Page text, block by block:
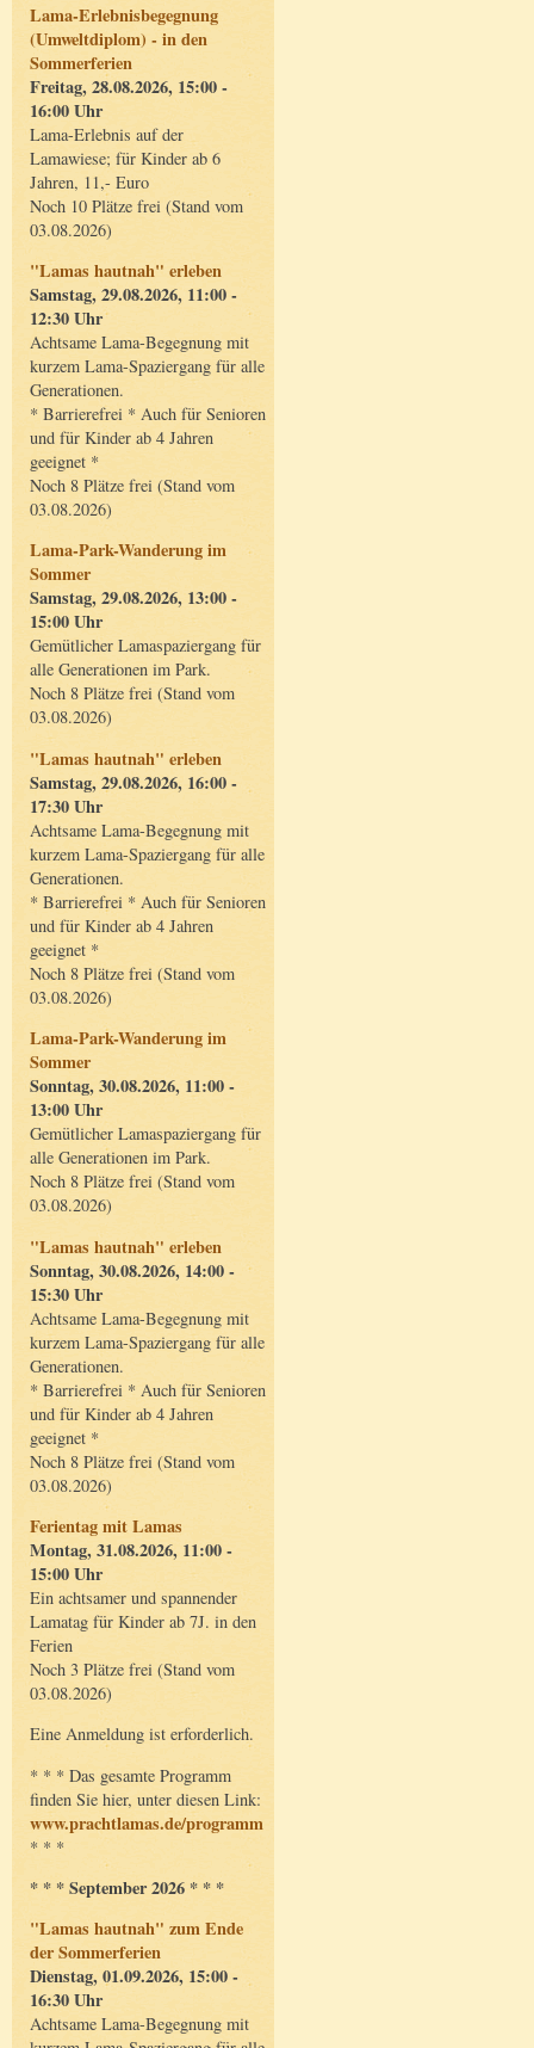
Lama-Erlebnisbegegnung
(Umweltdiplom) - in den
Sommerferien
Freitag, 28.08.2026, 15:00 -
16:00 Uhr
Lama-Erlebnis auf der
Lamawiese; für Kinder ab 6
Jahren, 11,- Euro
Noch 10 Plätze frei (Stand vom
03.08.2026)
"Lamas hautnah" erleben
Samstag, 29.08.2026, 11:00 -
12:30 Uhr
Achtsame Lama-Begegnung mit
kurzem Lama-Spaziergang für alle
Generationen.
* Barrierefrei * Auch für Senioren
und für Kinder ab 4 Jahren
geeignet *
Noch 8 Plätze frei (Stand vom
03.08.2026)
Lama-Park-Wanderung im
Sommer
Samstag, 29.08.2026, 13:00 -
15:00 Uhr
Gemütlicher Lamaspaziergang für
alle Generationen im Park.
Noch 8 Plätze frei (Stand vom
03.08.2026)
"Lamas hautnah" erleben
Samstag, 29.08.2026, 16:00 -
17:30 Uhr
Achtsame Lama-Begegnung mit
kurzem Lama-Spaziergang für alle
Generationen.
* Barrierefrei * Auch für Senioren
und für Kinder ab 4 Jahren
geeignet *
Noch 8 Plätze frei (Stand vom
03.08.2026)
Lama-Park-Wanderung im
Sommer
Sonntag, 30.08.2026, 11:00 -
13:00 Uhr
Gemütlicher Lamaspaziergang für
alle Generationen im Park.
Noch 8 Plätze frei (Stand vom
03.08.2026)
"Lamas hautnah" erleben
Sonntag, 30.08.2026, 14:00 -
15:30 Uhr
Achtsame Lama-Begegnung mit
kurzem Lama-Spaziergang für alle
Generationen.
* Barrierefrei * Auch für Senioren
und für Kinder ab 4 Jahren
geeignet *
Noch 8 Plätze frei (Stand vom
03.08.2026)
Ferientag mit Lamas
Montag, 31.08.2026, 11:00 -
15:00 Uhr
Ein achtsamer und spannender
Lamatag für Kinder ab 7J. in den
Ferien
Noch 3 Plätze frei (Stand vom
03.08.2026)
Eine Anmeldung ist erforderlich.
* * * Das gesamte Programm
finden Sie hier, unter diesen Link:
www.prachtlamas.de/programm
* * *
* * * September 2026 * * *
"Lamas hautnah" zum Ende
der Sommerferien
Dienstag, 01.09.2026, 15:00 -
16:30 Uhr
Achtsame Lama-Begegnung mit